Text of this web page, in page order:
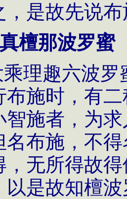
，是故先说
檀那波罗蜜
乘理趣六波
布施时，有
智施者，为
名布施，不
，无所得故
以是故知檀